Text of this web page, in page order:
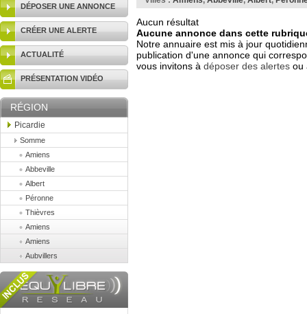
DÉPOSER UNE ANNONCE
CRÉER UNE ALERTE
ACTUALITÉ
PRÉSENTATION VIDÉO
RÉGION
Picardie
Somme
Amiens
Abbeville
Albert
Péronne
Thièvres
Amiens
Amiens
Aubvillers
Aucun résultat
Aucune annonce dans cette
Notre annuaire est mis à jour
publication d'une annonce qui
vous invitons à déposer des alertes ou